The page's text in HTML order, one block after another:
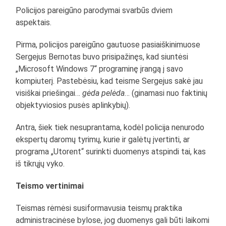
Policijos pareigūno parodymai svarbūs dviem
aspektais.
Pirma, policijos pareigūno gautuose pasiaiškinimuose
Sergejus Bernotas buvo prisipažinęs, kad siuntėsi
„Microsoft Windows 7“ programinę įrangą į savo
kompiuterį. Pastebėsiu, kad teisme Sergejus sakė jau
visiškai priešingai…gėda pelėda… (ginamasi nuo faktinių
objektyviosios pusės aplinkybių).
Antra, šiek tiek nesuprantama, kodėl policija nenurodo
ekspertų daromų tyrimų, kurie ir galėtų įvertinti, ar
programa „Utorent“ surinkti duomenys atspindi tai, kas
iš tikrųjų vyko.
Teismo vertinimai
Teismas rėmėsi susiformavusia teismų praktika
administracinėse bylose, jog duomenys gali būti laikomi